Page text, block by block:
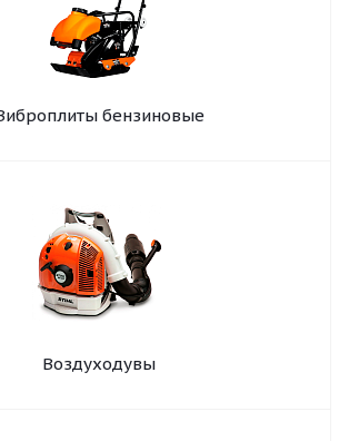
бензиновые
Воздуходувы